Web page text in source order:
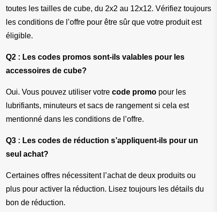
toutes les tailles de cube, du 2x2 au 12x12. Vérifiez toujours
les conditions de l’offre pour être sûr que votre produit est
éligible.
Q2 : Les codes promos sont-ils valables pour les
accessoires de cube?
Oui. Vous pouvez utiliser votre code promo pour les
lubrifiants, minuteurs et sacs de rangement si cela est
mentionné dans les conditions de l’offre.
Q3 : Les codes de réduction s’appliquent-ils pour un
seul achat?
Certaines offres nécessitent l’achat de deux produits ou
plus pour activer la réduction. Lisez toujours les détails du
bon de réduction.